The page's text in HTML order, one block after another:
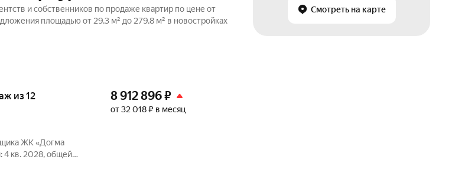
Смотреть на карте
и собственников по продаже квартир по цене от
площадью от 29,3 м² до 279,8 м² в новостройках
из 12
ЖК «Догма
4 кв. 2028, общей
8 912 896₽
от 32 018 ₽ в месяц